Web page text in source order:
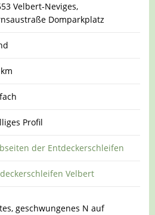
Velbert-Neviges,
Domparkplatz
Profil
der Entdeckerschleifen
Velbert
geschwungenes N auf